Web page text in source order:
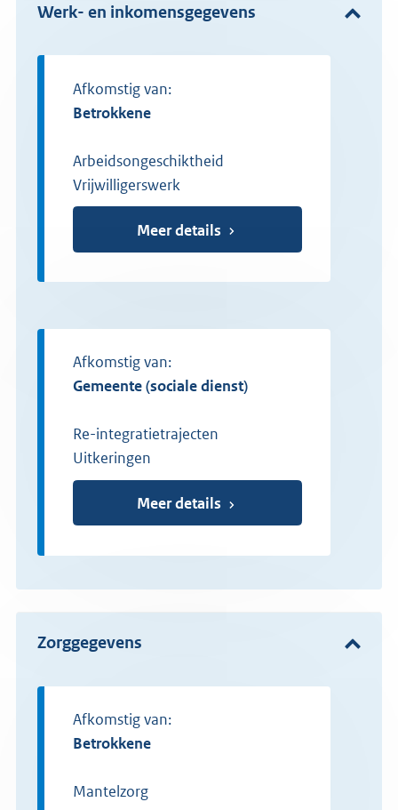
Werk- en inkomensgegevens
Afkomstig van:
betrokkene
Arbeidsongeschiktheid
Vrijwilligerswerk
Meer details
Afkomstig van:
gemeente (sociale dienst)
Re-integratietrajecten
Uitkeringen
Meer details
Zorggegevens
Afkomstig van:
betrokkene
Mantelzorg